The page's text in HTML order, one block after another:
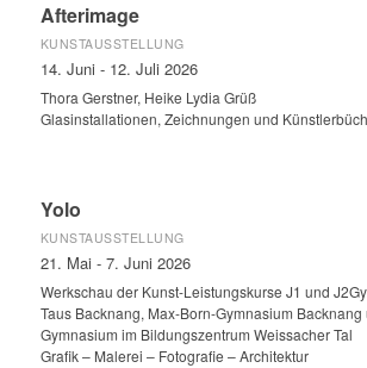
Afterimage
KUNSTAUSSTELLUNG
14. Juni - 12. Juli 2026
Thora Gerstner, Heike Lydia Grüß
Glasinstallationen, Zeichnungen und
Yolo
KUNSTAUSSTELLUNG
21. Mai - 7. Juni 2026
Werkschau der Kunst-Leistungskurse J1 und
Taus Backnang, Max-Born-Gymnasium Backnang
Gymnasium im Bildungszentrum Weissacher Tal
Grafik – Malerei – Fotografie – Architektur